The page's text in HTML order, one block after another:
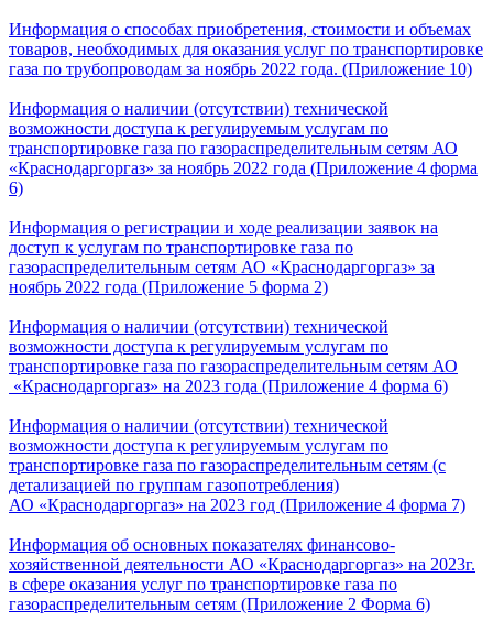
Информация о способах приобретения, стоимости и объемах
товаров, необходимых для оказания услуг по транспортировке
газа по трубопроводам за ноябрь 2022 года. (Приложение 10)
Информация о наличии (отсутствии) технической
возможности доступа к регулируемым услугам по
транспортировке газа по газораспределительным сетям АО
«Краснодаргоргаз» за ноябрь 2022 года (Приложение 4 форма
6)
Информация о регистрации и ходе реализации заявок на
доступ к услугам по транспортировке газа по
газораспределительным сетям АО «Краснодаргоргаз» за
ноябрь 2022 года (Приложение 5 форма 2)
Информация о наличии (отсутствии) технической
возможности доступа к регулируемым услугам по
транспортировке газа по газораспределительным сетям АО
«Краснодаргоргаз» на 2023 года (Приложение 4 форма 6)
Информация о наличии (отсутствии) технической
возможности доступа к регулируемым услугам по
транспортировке газа по газораспределительным сетям (с
детализацией по группам газопотребления)
АО «Краснодаргоргаз» на 2023 год (Приложение 4 форма 7)
Информация об основных показателях финансово-
хозяйственной деятельности АО «Краснодаргоргаз» на 2023г.
в сфере оказания услуг по транспортировке газа по
газораспределительным сетям (Приложение 2 Форма 6)